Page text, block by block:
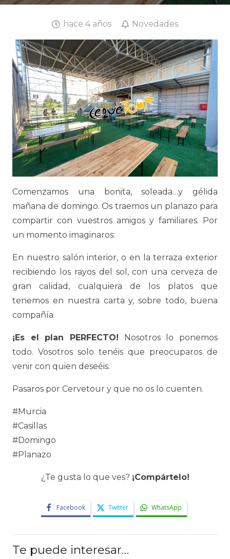
hace 4 años Novedades
Comenzamos una bonita, soleada…y gélida
mañana de domingo. Os traemos un planazo para
compartir con vuestros amigos y familiares. Por
un momento imaginaros:
En nuestro salón interior, o en la terraza exterior
recibiendo los rayos del sol, con una cerveza de
gran calidad, cualquiera de los platos que
tenemos en nuestra carta y, sobre todo, buena
compañía.
¡Es el plan PERFECTO! Nosotros lo ponemos
todo. Vosotros solo tenéis que preocuparos de
venir con quien deseéis.
Pasaros por Cervetour y que no os lo cuenten.
#Murcia
#Casillas
#Domingo
#Planazo
¿Te gusta lo que ves? ¡Compártelo!
Facebook Twitter WhatsApp
Te puede interesar…